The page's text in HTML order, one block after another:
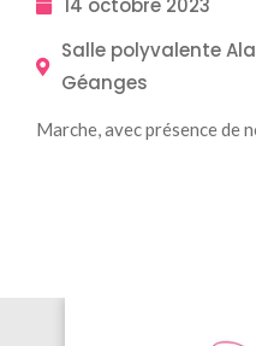
14 octobre 2023
Salle polyvalente
Géanges
Marche, avec présence de